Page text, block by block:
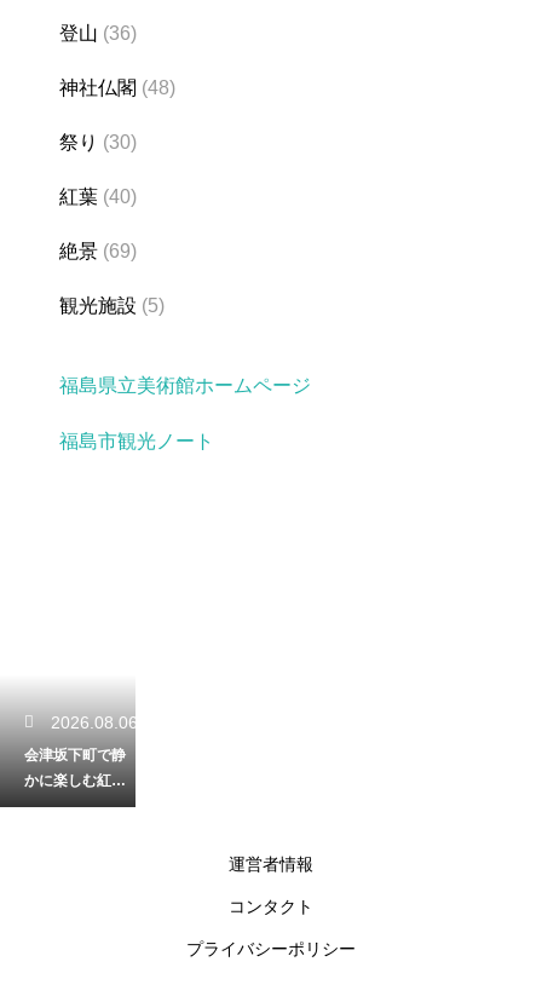
登山 (36)
神社仏閣 (48)
祭り (30)
紅葉 (40)
絶景 (69)
観光施設 (5)
福島県立美術館ホームページ
福島市観光ノート
2026.08.06
会津坂下町で静
かに楽しむ紅葉
の穴場！秋の色
運営者情報
コンタクト
プライバシーポリシー